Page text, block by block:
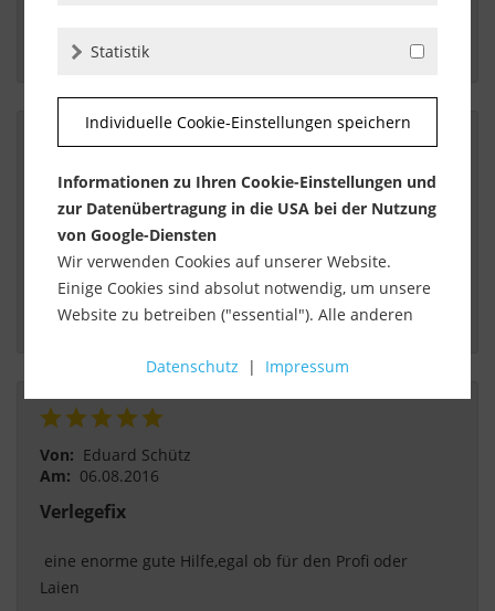
super Kontakt mit dem Lieferanten
Von: Dieter Bartelt
Am: 09.08.2016
Verlegefix
problemlos
Von: Eduard Schütz
Am: 06.08.2016
Verlegefix
Laien
Statistik
Individuelle Cookie-Einstellungen speichern
Informationen zu Ihren Cookie-Einstellungen und
zur Datenübertragung in die USA bei der Nutzung
von Google-Diensten
Wir verwenden Cookies auf unserer Website.
Einige Cookies sind absolut notwendig, um unsere
Website zu betreiben ("essential"). Alle anderen
Verwendung zustimmen (z. B. für Google Maps).
Über die Auswahl bestimmter Cookies in den
"nur wesentliche Cookies ", "alle Cookies
Einstellungen speichern" möchten.
Die Zustimmung zur Verwendung von nicht
essentiellen Cookies ist freiwillig. Sie können Ihre
Datenschutz | Impressum